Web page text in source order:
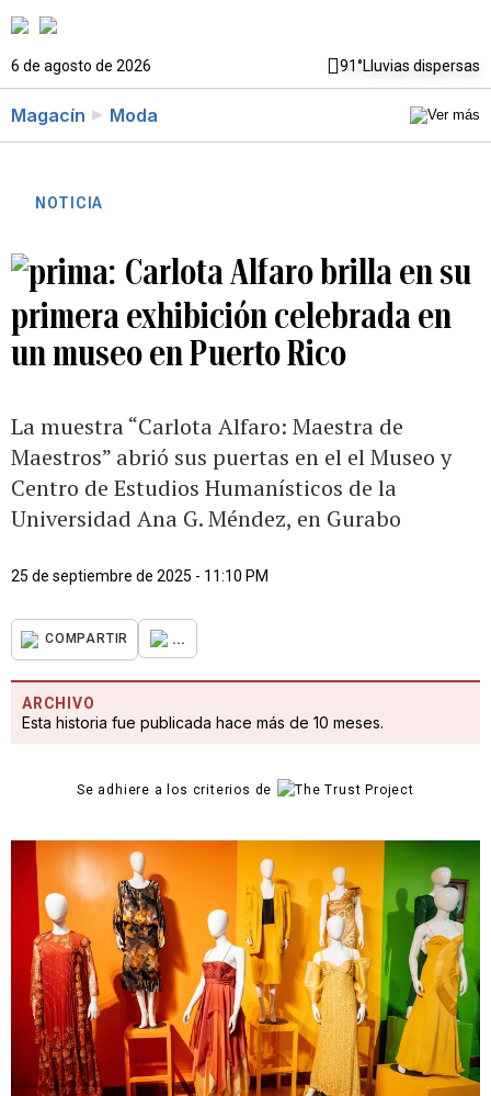
6 de agosto de 2026 91°Lluvias dispersas
Magacín Moda
NOTICIA
Carlota Alfaro brilla en su
primera exhibición celebrada en
un museo en Puerto Rico
La muestra “Carlota Alfaro: Maestra de
Maestros” abrió sus puertas en el el Museo y
Centro de Estudios Humanísticos de la
Universidad Ana G. Méndez, en Gurabo
25 de septiembre de 2025 - 11:10 PM
COMPARTIR ...
ARCHIVO
Esta historia fue publicada hace más de 10 meses.
Se adhiere a los criterios de